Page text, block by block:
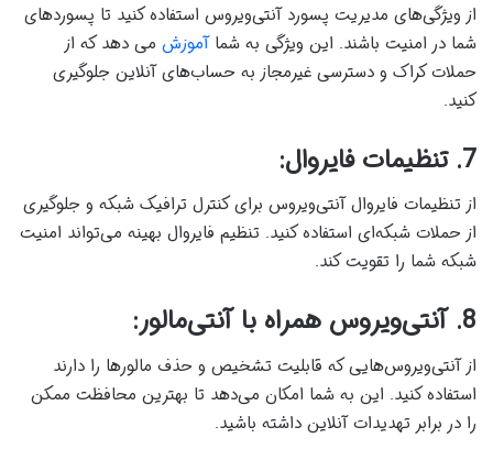
از ویژگی‌های مدیریت پسورد آنتی‌ویروس استفاده کنید تا پسورد‌های
شما در امنیت باشند. این ویژگی به شماآموزش می دهد که از
حملات کراک و دسترسی غیرمجاز به حساب‌های آنلاین جلوگیری
کنید.
7. تنظیمات فایروال:
از تنظیمات فایروال آنتی‌ویروس برای کنترل ترافیک شبکه و جلوگیری
از حملات شبکه‌ای استفاده کنید. تنظیم فایروال بهینه می‌تواند امنیت
شبکه شما را تقویت کند.
8. آنتی‌ویروس همراه با آنتی‌مالور:
از آنتی‌ویروس‌هایی که قابلیت تشخیص و حذف مالورها را دارند
استفاده کنید. این به شما امکان می‌دهد تا بهترین محافظت ممکن
را در برابر تهدیدات آنلاین داشته باشید.